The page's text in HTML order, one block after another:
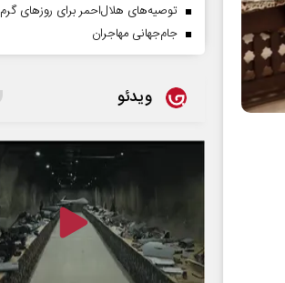
توصیه‌های هلال‌احمر برای روز‌های گرم
جام‌جهانی مهاجران
ویدئو